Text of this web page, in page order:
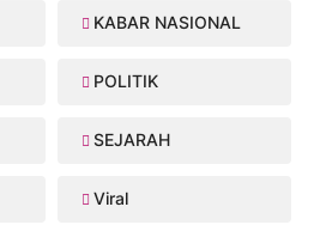
KABAR NASIONAL
POLITIK
SEJARAH
Viral